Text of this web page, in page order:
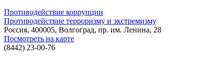
Противодействие коррупции
Противодействие терроризму и экстремизму
Россия, 400005, Волгоград, пр. им. Ленина, 28
Посмотреть на карте
(8442) 23-00-76